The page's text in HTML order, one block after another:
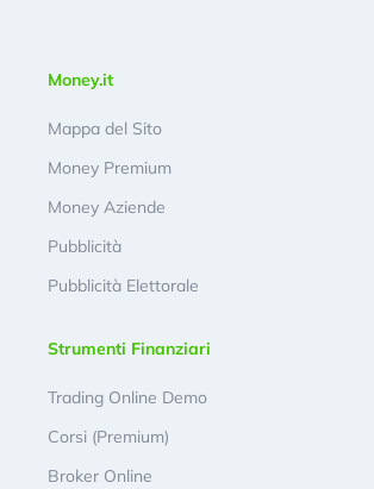
Money.it
Mappa del Sito
Money Premium
Money Aziende
Pubblicità
Pubblicità Elettorale
Strumenti Finanziari
Trading Online Demo
Corsi (Premium)
Broker Online